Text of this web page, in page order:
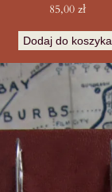
85,00 zł
Dodaj do koszyka